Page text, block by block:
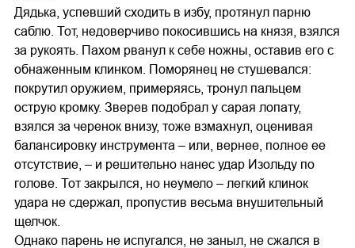
Дядька, успевший сходить в избу, протянул парню
саблю. Тот, недоверчиво покосившись на князя, взялся
за рукоять. Пахом рванул к себе ножны, оставив его с
обнаженным клинком. Поморянец не стушевался:
покрутил оружием, примеряясь, тронул пальцем
острую кромку. Зверев подобрал у сарая лопату,
взялся за черенок внизу, тоже взмахнул, оценивая
балансировку инструмента – или, вернее, полное ее
отсутствие, – и решительно нанес удар Изольду по
голове. Тот закрылся, но неумело – легкий клинок
удара не сдержал, пропустив весьма внушительный
щелчок.
Однако парень не испугался, не заныл, не сжался в